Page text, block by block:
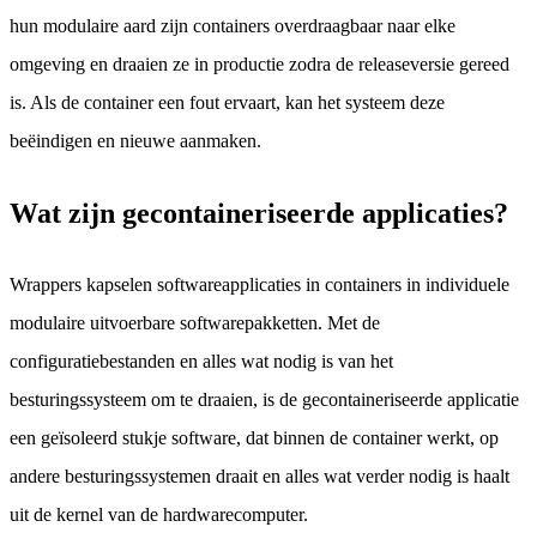
hun modulaire aard zijn containers overdraagbaar naar elke
omgeving en draaien ze in productie zodra de releaseversie gereed
is. Als de container een fout ervaart, kan het systeem deze
beëindigen en nieuwe aanmaken.
Wat zijn gecontaineriseerde applicaties?
Wrappers kapselen softwareapplicaties in containers in individuele
modulaire uitvoerbare softwarepakketten. Met de
configuratiebestanden en alles wat nodig is van het
besturingssysteem om te draaien, is de gecontaineriseerde applicatie
een geïsoleerd stukje software, dat binnen de container werkt, op
andere besturingssystemen draait en alles wat verder nodig is haalt
uit de kernel van de hardwarecomputer.